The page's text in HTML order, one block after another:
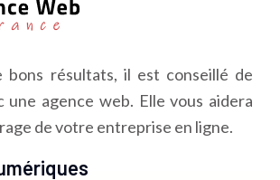
bons résultats, il est conseillé de
une agence web. Elle vous aidera
de votre entreprise en ligne.